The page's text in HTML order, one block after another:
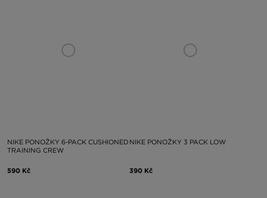
NIKE PONOŽKY 6-PACK CUSHIONED
TRAINING CREW
590 Kč
NIKE PONOŽKY 3 PACK LOW
390 Kč